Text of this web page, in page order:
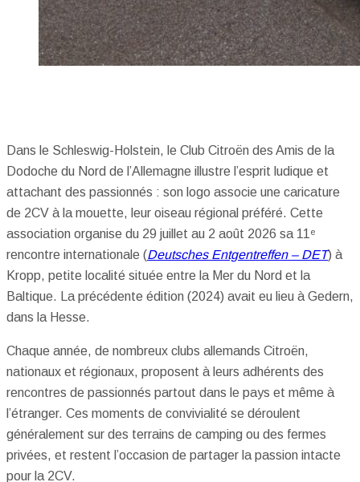
Dans le Schleswig-Holstein, le Club Citroën des Amis de la
Dodoche du Nord de l’Allemagne illustre l’esprit ludique et
attachant des passionnés : son logo associe une caricature
de 2CV à la mouette, leur oiseau régional préféré. Cette
association organise du 29 juillet au 2 août 2026 sa 11ᵉ
rencontre internationale (Deutsches Entgentreffen – DET) à
Kropp, petite localité située entre la Mer du Nord et la
Baltique. La précédente édition (2024) avait eu lieu à Gedern,
dans la Hesse.
Chaque année, de nombreux clubs allemands Citroën,
nationaux et régionaux, proposent à leurs adhérents des
rencontres de passionnés partout dans le pays et même à
l’étranger. Ces moments de convivialité se déroulent
généralement sur des terrains de camping ou des fermes
privées, et restent l’occasion de partager la passion intacte
pour la 2CV.